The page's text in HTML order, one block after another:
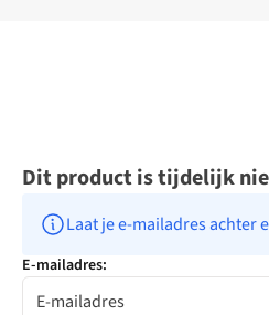
Dit product is tijdelijk
Laat je e-mailadres achter
E-mailadres: